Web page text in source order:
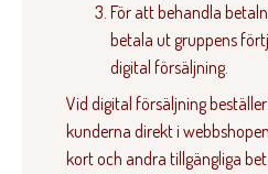
För att behandla
betala ut gruppens
digital försäljning.
Vid digital försäljning
kunderna direkt i
kort och andra tillgängliga